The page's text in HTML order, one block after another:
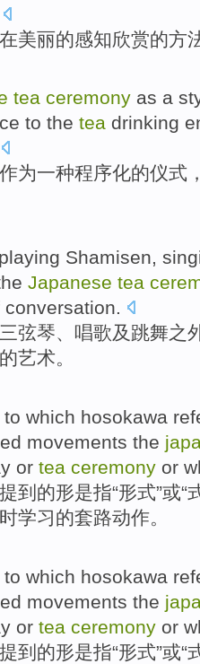
美丽的感知欣赏的方
tea ceremony as a
to the tea drinking
作为一种程序化的仪式
playing Shamisen,
Japanese tea
conversation.
三弦琴、 唱歌及 跳舞之
艺术。
to which hosokawa
movements the
or tea ceremony or
到 的形是指“形式”或“
时学习的套路动作。
to which hosokawa
movements the
or tea ceremony or
到 的形是指“形式”或“